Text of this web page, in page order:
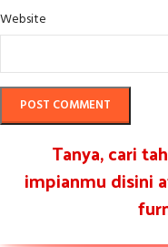
Website
Tanya, cari
impianmu disini